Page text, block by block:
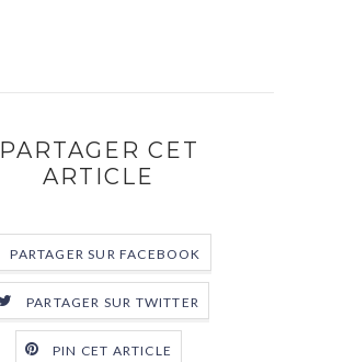
PARTAGER CET
ARTICLE
PARTAGER SUR FACEBOOK
PARTAGER SUR TWITTER
PIN CET ARTICLE